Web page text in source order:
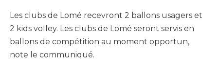
Les clubs de Lomé recevront 2 ballons usagers et
2 kids volley. Les clubs de Lomé seront servis en
ballons de compétition au moment opportun,
note le communiqué.